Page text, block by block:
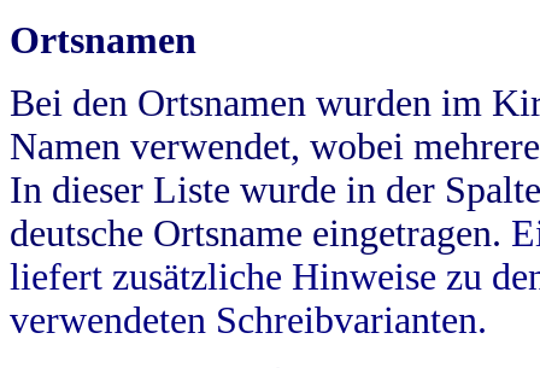
Ortsnamen
Bei den Ortsnamen wurden im
Namen verwendet, wobei
In dieser Liste wurde in der
deutsche Ortsname eingetragen.
liefert zusätzliche Hinweise zu
verwendeten Schreibvarianten.